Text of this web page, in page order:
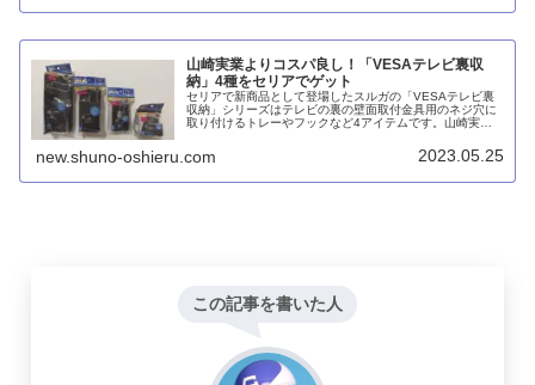
山崎実業よりコスパ良し！「VESAテレビ裏収
納」4種をセリアでゲット
セリアで新商品として登場したスルガの「VESAテレビ裏
収納」シリーズはテレビの裏の壁面取付金具用のネジ穴に
取り付けるトレーやフックなど4アイテムです。山崎実業
new.shuno-oshieru.com 2023.05.25
この記事を書いた人